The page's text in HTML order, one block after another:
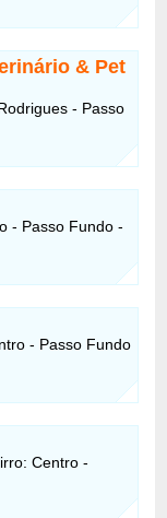
& Pet
- Passo
- Passo Fundo -
- Passo Fundo
Centro -